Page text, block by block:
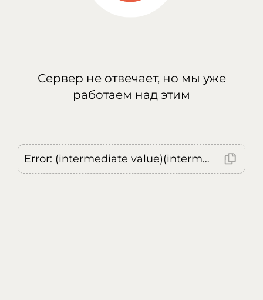
Сервер не отвечает, но мы уже
работаем над этим
Error: (intermediate value)(intermediate value)(intermediate value).replaceAll is not a function